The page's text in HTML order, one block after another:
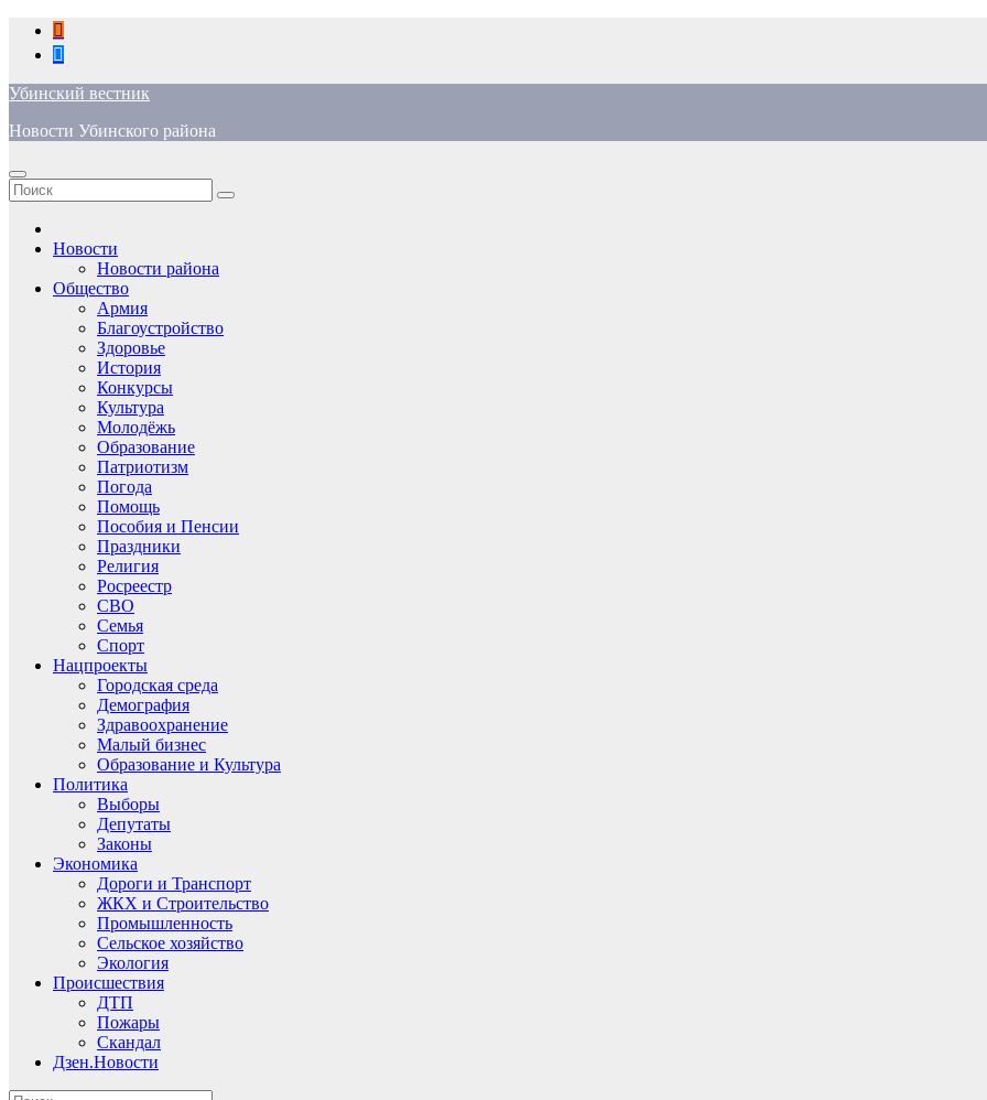
Перейти
содержимому
Убинский вестник
Новости Убинского района
Новости
Новости района
Общество
Армия
Благоустройство
Здоровье
История
Конкурсы
Культура
Молодёжь
Образование
Патриотизм
Погода
Помощь
Пособия и Пенсии
Праздники
Религия
Росреестр
СВО
Семья
Спорт
Нацпроекты
Городская среда
Демография
Здравоохранение
Малый бизнес
Образование и Культура
Политика
Выборы
Депутаты
Законы
Экономика
Дороги и Транспорт
ЖКХ и Строительство
Промышленность
Сельское хозяйство
Экология
Происшествия
ДТП
Пожары
Скандал
Дзен.Новости